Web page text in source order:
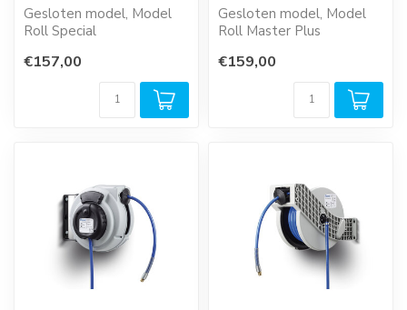
Gesloten model, Model
Roll Special
€157,00
Gesloten model, Model
Roll Master Plus
€159,00